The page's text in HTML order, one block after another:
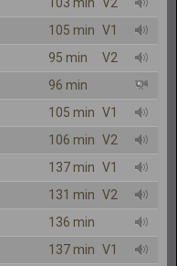
105 min V1
95 min
V2
96 min
105 min V1
106 min V2
137 min V1
131 min V2
136 min
137 min V1